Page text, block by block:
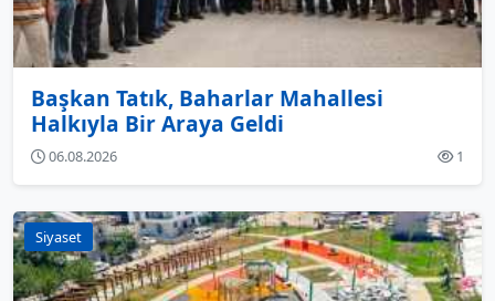
Başkan Tatık, Baharlar Mahallesi
Halkıyla Bir Araya Geldi
06.08.2026 1
Siyaset